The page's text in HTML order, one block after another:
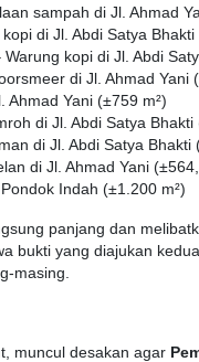
sampah di Jl. Ahmad
di Jl. Abdi Satya Bhakti
kopi di Jl. Abdi
di Jl. Ahmad Yani
Ahmad Yani (±759 m²)
di Jl. Abdi Satya Bhakti
di Jl. Abdi Satya Bhakti
di Jl. Ahmad Yani
Indah (±1.200 m²)
panjang dan
bukti yang diajukan
masing.
muncul desakan agar